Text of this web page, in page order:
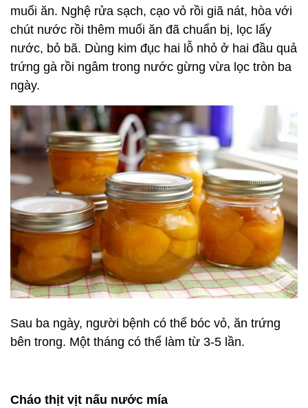
muối ăn. Nghệ rửa sạch, cạo vỏ rồi giã nát, hòa với
chút nước rồi thêm muối ăn đã chuẩn bị, lọc lấy
nước, bỏ bã. Dùng kim đục hai lỗ nhỏ ở hai đầu quả
trứng gà rồi ngâm trong nước gừng vừa lọc tròn ba
ngày.
Sau ba ngày, người bệnh có thể bóc vỏ, ăn trứng
bên trong. Một tháng có thể làm từ 3-5 lần.
Cháo thịt vịt nấu nước mía